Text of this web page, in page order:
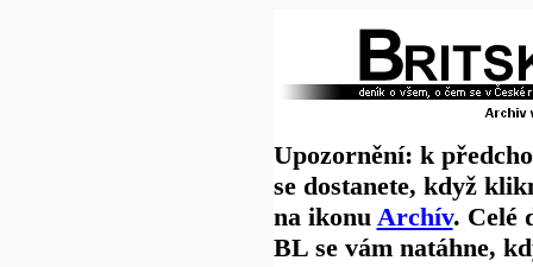
Upozornění: k
se dostanete, když
na ikonu Archív. Celé
BL se vám natáhne,